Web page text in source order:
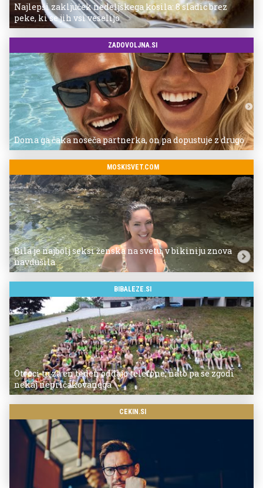
Najlepši zaključek nedeljskega kosila: 8 sladic brez
peke, ki se jih vsi veselijo
ZADOVOLJNA.SI
Doma ga čaka noseča partnerka, on pa dopustuje z drugo
MOSKISVET.COM
Bila je najbolj seksi ženska na svetu, v bikiniju znova
navdušila
BIBALEZE.SI
Otroci tu za en teden oddajo telefone, nato pa se zgodi
nekaj nepričakovanega
CEKIN.SI